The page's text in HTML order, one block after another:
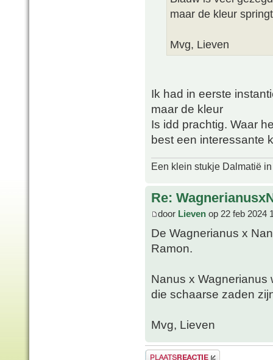
maar de kleur
Mvg, Lieven
Ik had in eerste
maar de kleur
Is idd prachtig. Waar
best een interessante
Een klein stukje Dalmatië
Re:
door Lieven op 22 feb 2024
De Wagnerianus x
Ramon.
Nanus x Wagnerianus
die schaarse zaden
Mvg, Lieven
Plaats een reactie